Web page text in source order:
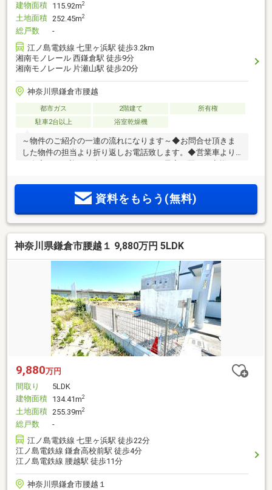
建物面積 115.92m2
土地面積 252.45m2
総戸数
-
江ノ島電鉄線 七里ヶ浜駅 徒歩3.2km
湘南モノレール 西鎌倉駅 徒歩9分
湘南モノレール 片瀬山駅 徒歩20分
神奈川県鎌倉市腰越
都市ガス 2階建て
所有権
駐車2台以上
浴室乾燥機
～物件のご紹介の一連の流れになります～◆お問合せ頂きま
した物件の担当より折り返しお電話致します。◆営業車より
望に見合った他の物件や未公開情報も多数御座いますので、
一度当社にてご希望の物件をピックアップして頂く事も可能
様などリアルタイムに現地をご覧下さいませ。様々な角度か
らメリット・デメリットをお伝えさせて頂きます。◆物件資
金計画・住宅ローン・税法等のご提案をさせて頂きます。◆
資料をもらう(無料)
神奈川県鎌倉市腰越１ 9,880万円 5LDK
9,880万円
間取り
5LDK
建物面積 134.41m2
土地面積 255.39m2
総戸数
-
江ノ島電鉄線 七里ヶ浜駅 徒歩22分
江ノ島電鉄線 鎌倉高校前駅 徒歩4分
江ノ島電鉄線 腰越駅 徒歩11分
神奈川県鎌倉市腰越１